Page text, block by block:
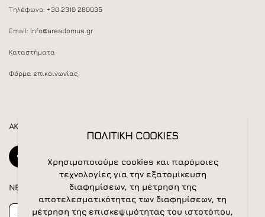
Τηλέφωνο: +30 2310 280035
Email: info@areadomus.gr
Καταστήματα
Φόρμα επικοινωνίας
ΑΚΟΛΟΥΘΕΙΣΤΕ ΜΑΣ
NEWSLETTER
Newsletter Subscribe
ΠΟΛΙΤΙΚΗ COOKIES
Χρησιμοποιούμε cookies και παρόμοιες
τεχνολογίες για την εξατομίκευση
διαφημίσεων, τη μέτρηση της
αποτελεσματικότητας των διαφημίσεων, τη
μέτρηση της επισκεψιμότητας του ιστοτόπου,